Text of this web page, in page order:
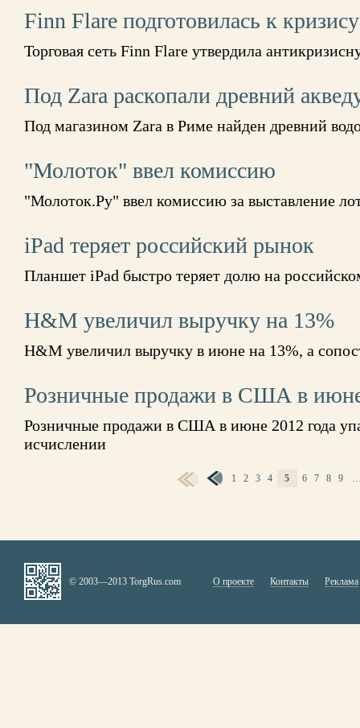
Finn Flare подготовилась к кризису
Торговая сеть Finn Flare утвердила
Под Zara раскопали древний
Под магазином Zara в Риме найден древний
"Молоток" ввел комиссию
"Молоток.Ру" ввел комиссию за выставление
iPad теряет российский рынок
Планшет iPad быстро теряет долю на
H&M увеличил выручку на 13%
H&M увеличил выручку в июне на 13%, а
Розничные продажи в США в
Розничные продажи в США в июне 2012 года
исчислении
1 2 3 4 5 6 7 8 9
© 2003—2013 TorgRus.com О проекте Контакты Реклама